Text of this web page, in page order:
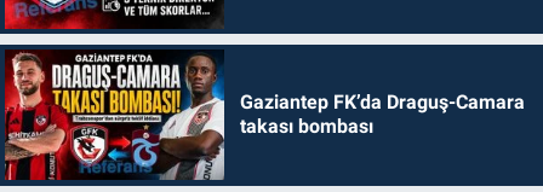
Gaziantep FK’da Draguş-Camara
takası bombası